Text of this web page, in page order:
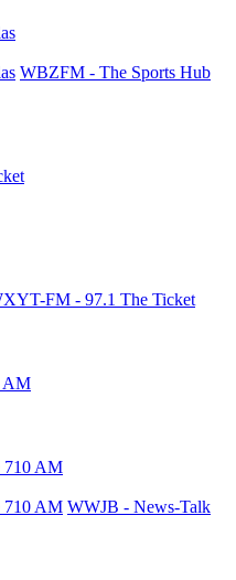
WBZFM - The Sports Hub
FM - 97.1 The Ticket
AM
710 AM
710 AM WWJB - News-Talk